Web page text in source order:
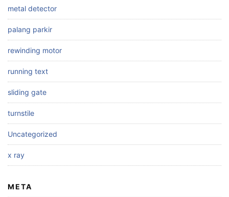
metal detector
palang parkir
rewinding motor
running text
sliding gate
turnstile
Uncategorized
x ray
META